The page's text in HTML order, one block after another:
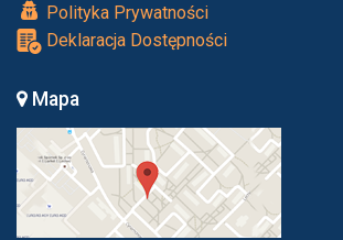
Polityka Prywatności
Deklaracja Dostępności
Mapa